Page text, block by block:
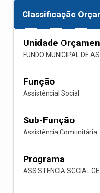
Classificação
Unidade
FUNDO MUNICIPAL DE
Função
Assistêncial Social
Sub-Função
Assistência Comunitária
Programa
ASSISTENCIA SOCIAL